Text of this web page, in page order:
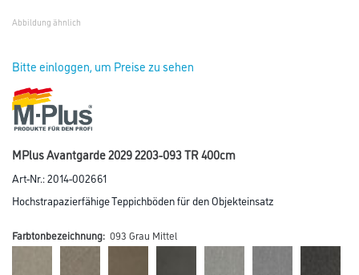
Abbildung ähnlich
Bitte einloggen, um Preise zu sehen
MPlus Avantgarde 2029 2203-093 TR 400cm
Art-Nr.:2014-002661
Hochstrapazierfähige Teppichböden für den Objekteinsatz
Farbtonbezeichnung: 093 Grau Mittel